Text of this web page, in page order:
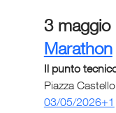
3
Marathon
Il punto
Piazza
03/05/2026+1